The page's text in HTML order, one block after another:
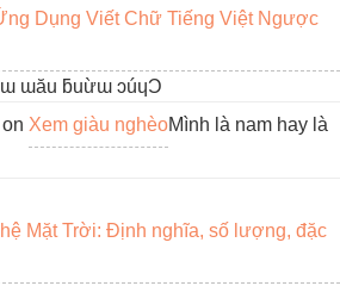
Dụng Viết Chữ Tiếng Việt Ngược
ɯău ƃuừɯ ɔúɥƆ
on Xem giàu nghèoMình là nam hay là
Mặt Trời: Định nghĩa, số lượng, đặc